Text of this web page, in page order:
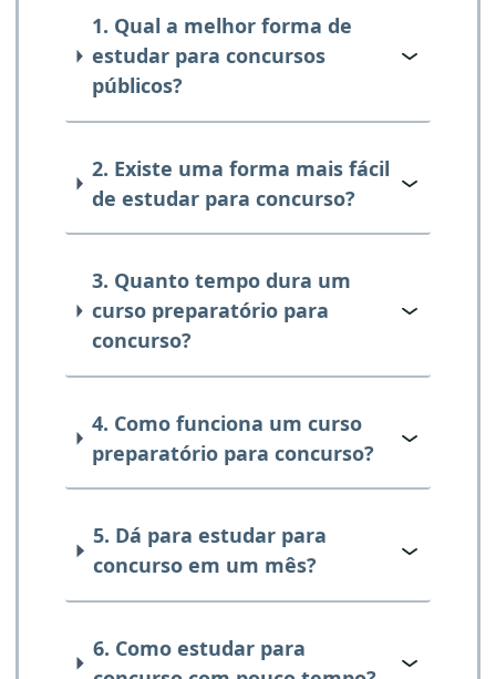
1. Qual a melhor forma de
estudar para concursos
públicos?
2. Existe uma forma mais fácil
de estudar para concurso?
3. Quanto tempo dura um
curso preparatório para
concurso?
4. Como funciona um curso
preparatório para concurso?
5. Dá para estudar para
concurso em um mês?
6. Como estudar para